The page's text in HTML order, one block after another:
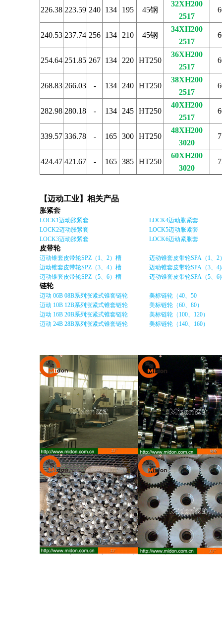
226.38 223.59 240 134 195 45钢
32XH200
2517
240.53 237.74 256 134 210 45钢
34XH200
2517
254.64 251.85 267 134 220 HT250
36XH200
2517
268.83 266.03 - 134 240 HT250
38XH200
2517
282.98 280.18 - 134 245 HT250
40XH200
2517
339.57 336.78 - 165 300 HT250
48XH200
3020
424.47 421.67 - 165 385 HT250
60XH200
3020
【迈动工业】相关产品
胀紧套
LOCK1迈动胀紧套
LOCK4迈动胀紧套
LOCK2迈动胀紧套
LOCK5迈动胀紧套
LOCK3迈动胀紧套
LOCK6迈动紧胀套
皮带轮
迈动锥套皮带轮SPZ（1、2）槽
迈动锥套皮带轮SPA（1、2
迈动锥套皮带轮SPZ（3、4）槽
迈动锥套皮带轮SPA（3、
迈动锥套皮带轮SPZ（5、6）槽
迈动锥套皮带轮SPA（5、
链轮
迈动 06B 08B系列涨紧式锥套链轮
美标链轮（40、50
迈动 10B 12B系列涨紧式锥套链轮
美标链轮（60、80）
迈动 16B 20B系列涨紧式锥套链轮
美标链轮（100、120）
迈动 24B 28B系列涨紧式锥套链轮
美标链轮（140、160）